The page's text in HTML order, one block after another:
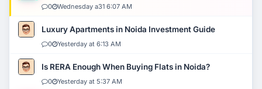
0 Wednesday a31 6:07 AM
Luxury Apartments in Noida Investment Guide
0 Yesterday at 6:13 AM
Is RERA Enough When Buying Flats in Noida?
0 Yesterday at 5:37 AM